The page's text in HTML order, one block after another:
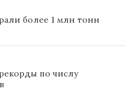
более 1 млн тонн
по числу